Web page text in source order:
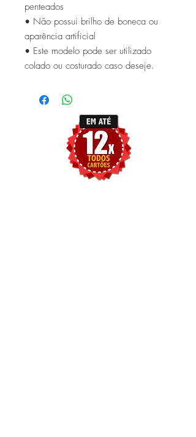
penteados
• Não possui brilho de boneca ou
aparência artificial
• Este modelo pode ser utilizado
colado ou costurado caso deseje.